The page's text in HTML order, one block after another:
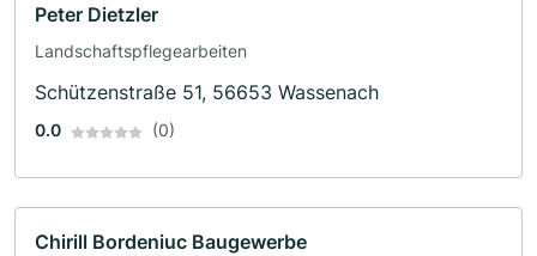
Peter Dietzler
Landschaftspflegearbeiten
Schützenstraße 51, 56653 Wassenach
0.0 (0)
Chirill Bordeniuc Baugewerbe